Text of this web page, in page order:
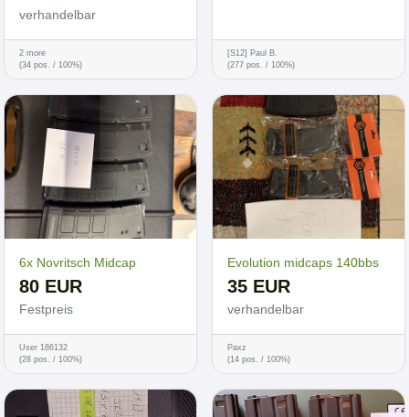
verhandelbar
2 more
(34 pos. / 100%)
[S12] Paul B.
(277 pos. / 100%)
6x Novritsch Midcap
80 EUR
Festpreis
User 186132
(28 pos. / 100%)
Evolution midcaps 140bbs
35 EUR
verhandelbar
Paxz
(14 pos. / 100%)